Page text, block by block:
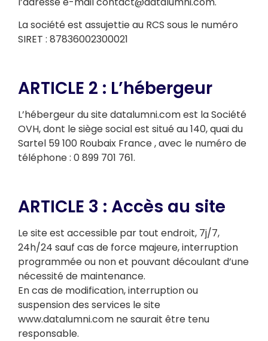
La société est assujettie au RCS sous le numéro
SIRET : 87836002300021
ARTICLE 2 : L’hébergeur
L’hébergeur du site datalumni.com est la Société
OVH, dont le siège social est situé au 140, quai du
Sartel 59 100 Roubaix France , avec le numéro de
téléphone : 0 899 701 761.
ARTICLE 3 : Accès au site
Le site est accessible par tout endroit, 7j/7,
24h/24 sauf cas de force majeure, interruption
programmée ou non et pouvant découlant d’une
nécessité de maintenance.
En cas de modification, interruption ou
suspension des services le site
www.datalumni.com ne saurait être tenu
responsable.